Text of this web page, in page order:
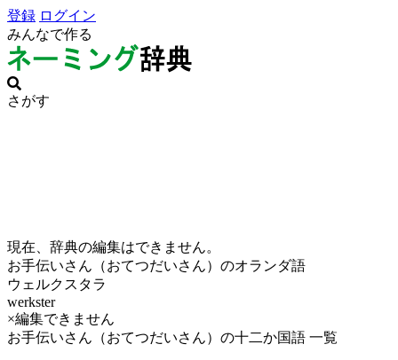
登録 ログイン
みんなで作る
さがす
現在、辞典の編集はできません。
お手伝いさん（おてつだいさん）のオランダ語
ウェルクスタラ
werkster
×編集できません
お手伝いさん（おてつだいさん）の十二か国語 一覧